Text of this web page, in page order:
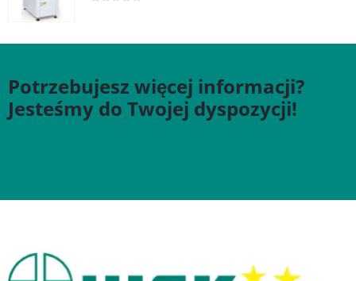
Potrzebujesz więcej informacji?
Jesteśmy do Twojej dyspozycji!